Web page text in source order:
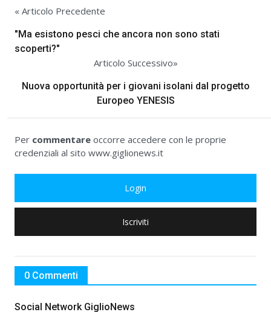
« Articolo Precedente
"Ma esistono pesci che ancora non sono stati
scoperti?"
Articolo Successivo»
Nuova opportunità per i giovani isolani dal progetto
Europeo YENESIS
Per commentare occorre accedere con le proprie
credenziali al sito www.giglionews.it
Login
Iscriviti
0 Commenti
Social Network GiglioNews